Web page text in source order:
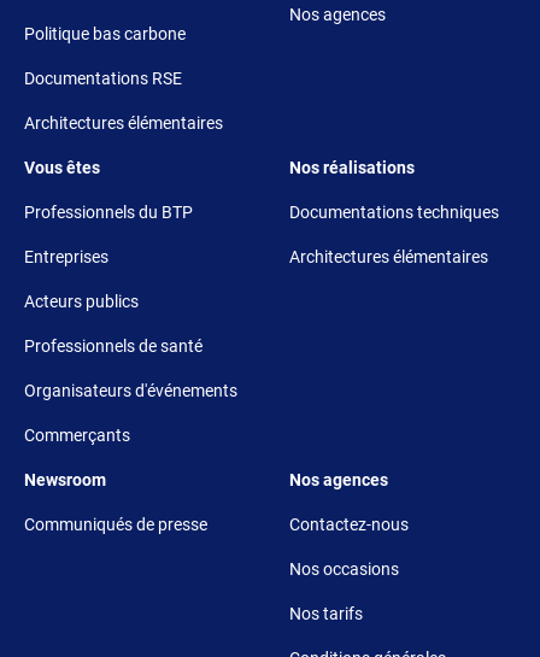
Politique bas carbone
Documentations RSE
Architectures élémentaires
Nos agences
Footer 3
Vous êtes
Professionnels du BTP
Entreprises
Acteurs publics
Professionnels de santé
Organisateurs d'événements
Commerçants
Footer 4
Nos réalisations
Documentations techniques
Architectures élémentaires
Footer 5
Newsroom
Communiqués de presse
Footer 6
Nos agences
Contactez-nous
Nos occasions
Nos tarifs